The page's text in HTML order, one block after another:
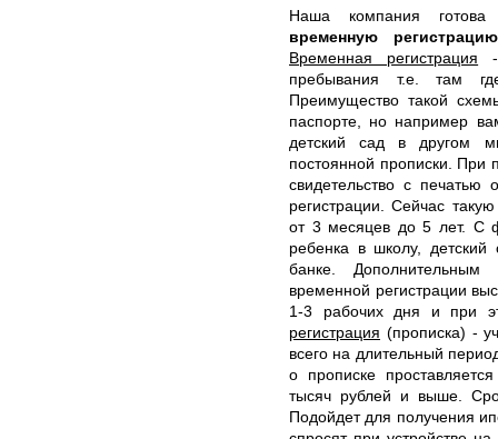
Наша компания
временную
Временная регистрация -
пребывания т.е. там
Преимущество такой
паспорте, но например
детский сад в другом
постоянной прописки. При
свидетельство с
регистрации. Сейчас
от 3 месяцев до 5 лет. С
ребенка в школу,
банке.
временной регистрации
1-3 рабочих дня и при
регистрация (прописка) -
всего на длительный
о прописке
тысяч рублей и выше.
Подойдет для получения